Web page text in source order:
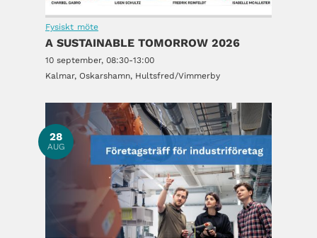
Fysiskt möte
A SUSTAINABLE TOMORROW 2026
10 september, 08:30-13:00
Kalmar, Oskarshamn, Hultsfred/Vimmerby
28
AUG